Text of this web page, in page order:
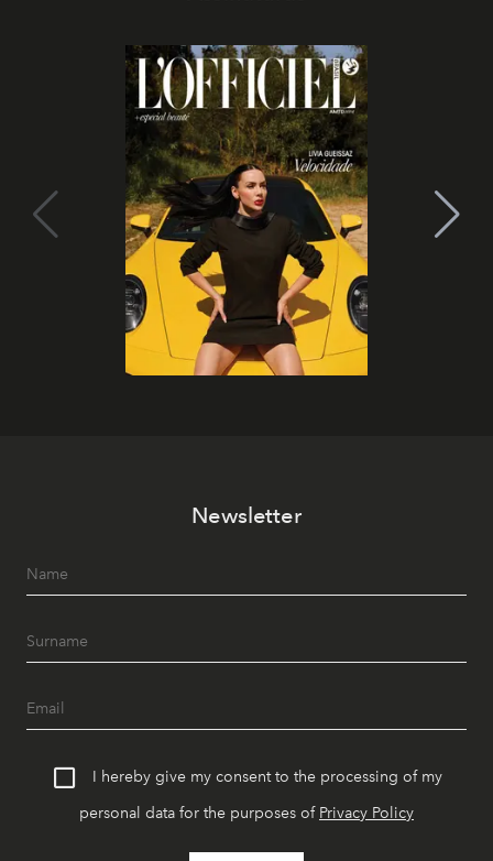
Newsletter
I hereby give my consent to the processing of my
personal data for the purposes of Privacy Policy